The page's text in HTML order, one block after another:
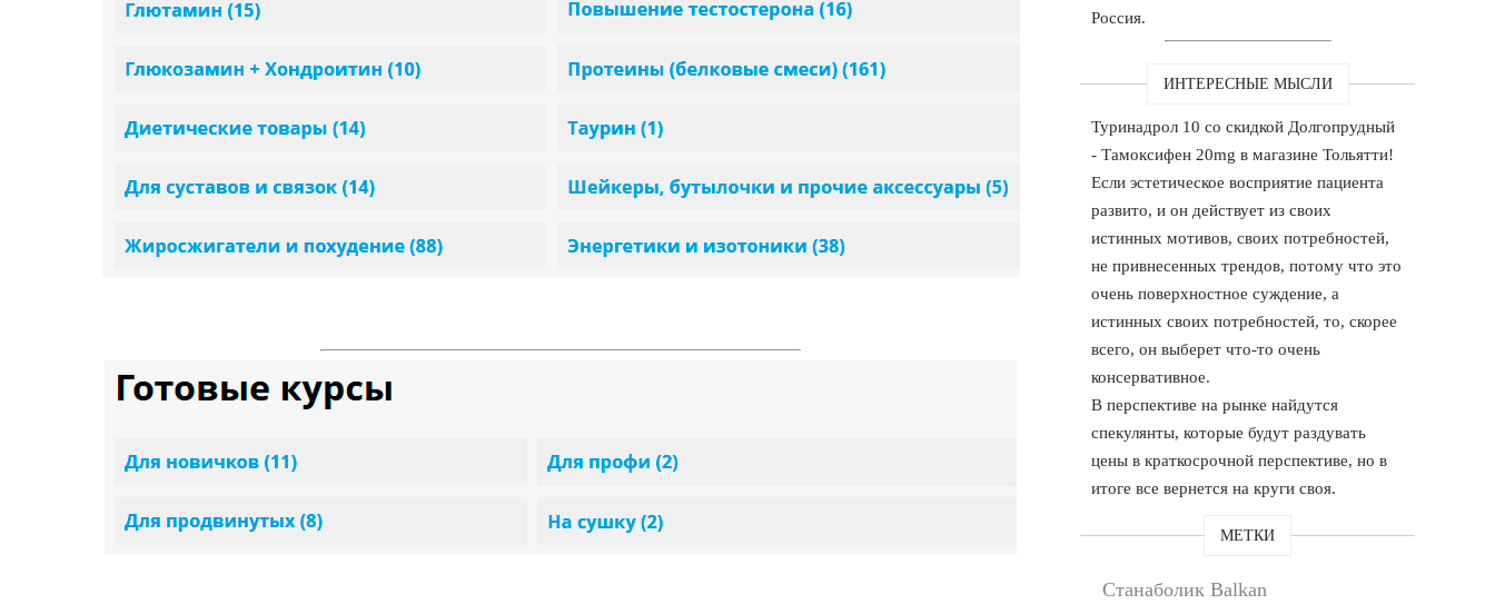
Россия.
ИНТЕРЕСНЫЕ МЫСЛИ
Туринадрол 10 со скидкой Долгопрудный
- Тамоксифен 20mg в магазине Тольятти!
Если эстетическое восприятие пациента
развито, и он действует из своих
истинных мотивов, своих потребностей,
не привнесенных трендов, потому что это
очень поверхностное суждение, а
истинных своих потребностей, то, скорее
всего, он выберет что-то очень
консервативное.
В перспективе на рынке найдутся
спекулянты, которые будут раздувать
цены в краткосрочной перспективе, но в
итоге все вернется на круги своя.
МЕТКИ
Станаболик Balkan